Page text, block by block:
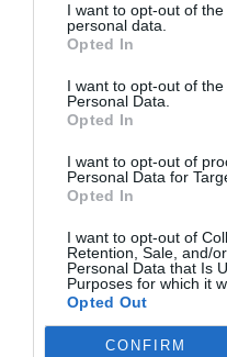
I want to opt-out of
personal data.
Opted In
I want to opt-out of
Personal Data.
Opted In
I want to opt-out of
Personal Data for
Opted In
I want to opt-out of
Retention, Sale, and/
Personal Data that Is
Purposes for which it
Opted Out
CONFIRM
mais profundas e muito
portanto estratégias
A ministra escusou-se a
Conselho da UE, “sobre
discussões em curso
sobre o plano nacional